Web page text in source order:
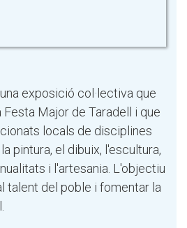
exposició col·lectiva que
Major de Taradell i que
locals de disciplines
pintura, el dibuix, l'escultura,
i l'artesania. L'objectiu
talent del poble i fomentar la